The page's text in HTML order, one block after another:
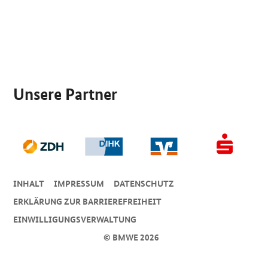
Unsere Partner
© BMWE 2026
INHALT IMPRESSUM
DA­TEN­SCHUTZ
ERKLÄRUNG ZUR BARRIEREFREIHEIT
EINWILLIGUNGSVERWALTUNG